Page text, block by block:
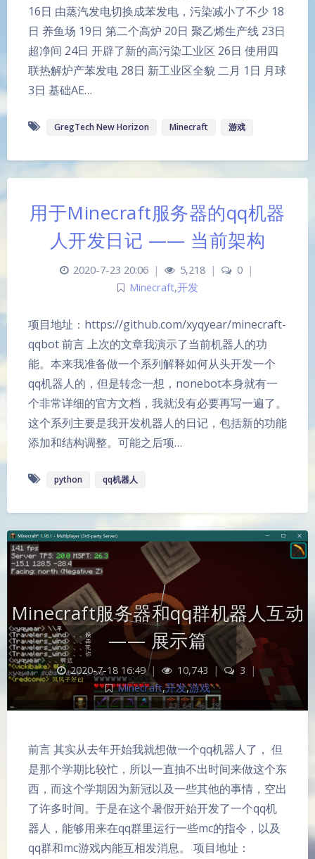
16日 由蒸汽发电切换成苯发电，污染减小了不少 18
日 养鱼场 19日 第二个高炉 20日 聚乙烯生产线 23日
超净间 24日 开辟了新的高污染工业区 26日 使用四
联热解炉产苯发电 28日 新工业区全貌 二月 1日 月球
3日 基础AE…
GregTech New Horizon Minecraft 游戏
用于Minecraft服务器的qq机器
人开发日记 —— 当前架构
2020-7-23 20:06 | 5,218 | 0
|
Minecraft,开发
项目地址：https://github.com/xyqyear/minecraft-
qqbot 前言 上次的文章我演示了当前机器人的功
能。本来我准备做一个系列解释如何从头开发一个
qq机器人的，但是转念一想，nonebot本身就有一
个非常详细的官方文档，我就没有必要再写一遍了。
这个系列主要是我开发机器人的日记，包括新的功能
添加和结构调整。可能之后项…
python qq机器人
Minecraft服务器和qq群机器人互动
—— 展示篇
2020-7-18 16:49 | 10,743 | 3
|
Minecraft,开发,游戏
前言 其实从去年开始我就想做一个qq机器人了， 但
是那个学期比较忙，所以一直抽不出时间来做这个东
西，而这个学期因为新冠以及一些其他的事情，空出
了许多时间。于是在这个暑假开始开发了一个qq机
器人，能够用来在qq群里运行一些mc的指令，以及
qq群和mc游戏内能互相发消息。 项目地址：